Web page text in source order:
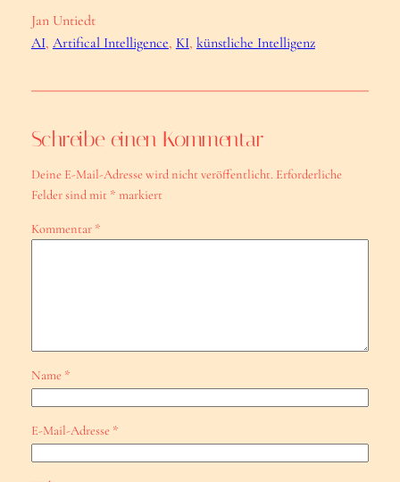
Jan Untiedt
AI, Artifical Intelligence, KI, künstliche Intelligenz
Schreibe einen Kommentar
Deine E-Mail-Adresse wird nicht veröffentlicht. Erforderliche
Felder sind mit * markiert
Kommentar *
Name *
E-Mail-Adresse *